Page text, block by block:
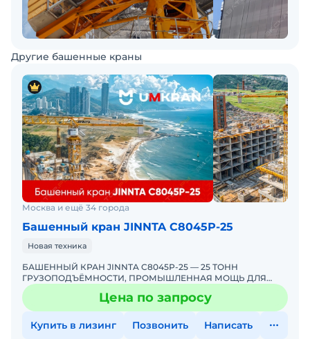
Другие башенные краны
Москва и ещё 34 города
Башенный кран JINNTA С8045Р-25
Новая техника
БАШЕННЫЙ КРАН JINNTA C8045Р-25 — 25 ТОНН
ГРУЗОПОДЪЁМНОСТИ, ПРОМЫШЛЕННАЯ МОЩЬ ДЛЯ
ВАШЕГО ОБЪЕКТА! ЭКСКЛЮЗИВНО ОТ UMKRANUMKRAN —
ЕДИНСТВЕННЫЙ ЭКСКЛЮЗИЦена по запросу
Купить в лизинг Позвонить Написать